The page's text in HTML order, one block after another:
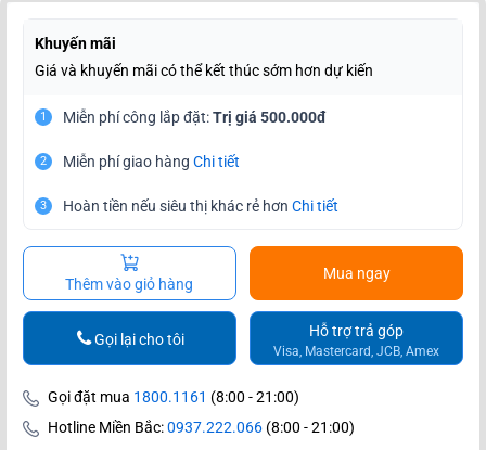
Khuyến mãi
Giá và khuyến mãi có thể kết thúc sớm hơn dự kiến
1 Miễn phí công lắp đặt:Trị giá 500.000đ
2 Miễn phí giao hàng Chi tiết
3 Hoàn tiền nếu siêu thị khác rẻ hơn Chi tiết
Thêm vào giỏ hàng
Mua ngay
Hỗ trợ trả góp
Visa, Mastercard, JCB, Amex
Gọi lại cho tôi
Gọi đặt mua 1800.1161 (8:00 - 21:00)
Hotline Miền Bắc:0937.222.066 (8:00 - 21:00)